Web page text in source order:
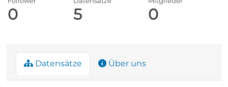
0 5 0
Datensätze Über uns